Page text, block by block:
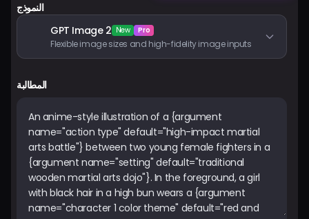
النموذج
GPT Image 2 New Pro
Flexible image sizes and high-fidelity image inputs
المطالبة